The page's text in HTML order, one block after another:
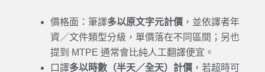
價格面：筆譯多以原文字元計價，並依譯者年
資／文件類型分級，單價落在不同區間；另也
提到 MTPE 通常會比純人工翻譯便宜。
口譯多以時數（半天／全天）計價，若超時可